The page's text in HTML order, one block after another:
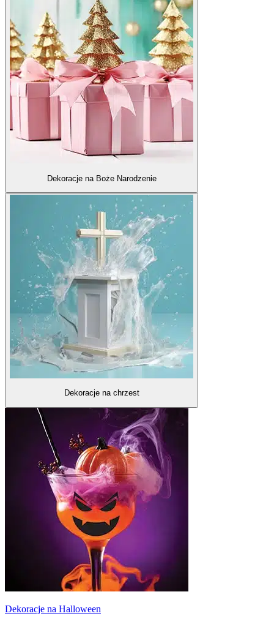
Dekoracje na Boże Narodzenie
Dekoracje na chrzest
Dekoracje na Halloween